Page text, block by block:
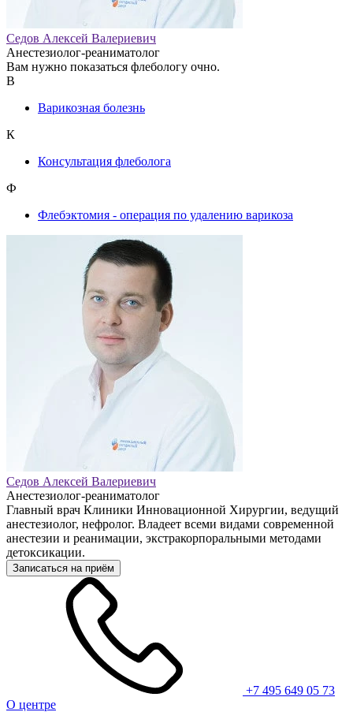
Седов Алексей Валериевич
Анестезиолог-реаниматолог
Вам нужно показаться флебологу очно.
В
Варикозная болезнь
К
Консультация флеболога
Ф
Флебэктомия - операция по удалению варикоза
Седов Алексей Валериевич
Анестезиолог-реаниматолог
Главный врач Клиники Инновационной Хирургии, ведущий
анестезиолог, нефролог. Владеет всеми видами современной
анестезии и реанимации, экстракорпоральными методами
детоксикации.
Записаться на приём
+7 495 649 05 73
О центре